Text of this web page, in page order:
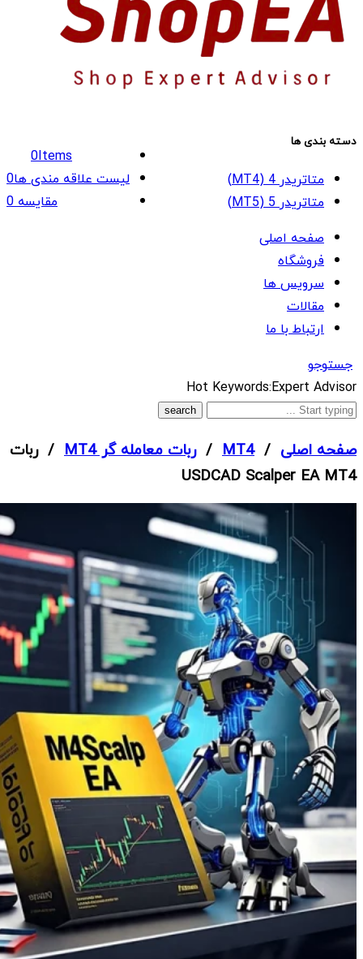
0Items
لیست علاقه مندی ها0
مقایسه0
دسته بندی ها
متاتریدر 4 (MT4)
متاتریدر 5 (MT5)
صفحه اصلی
فروشگاه
سرویس ها
مقالات
ارتباط با ما
جستوجو
What
are
looking
for?
Hot Keywords:Expert Advisor
صفحه اصلی /
MT4
/ربات معامله گر MT4
/ ربات
USDCAD Scalper EA MT4